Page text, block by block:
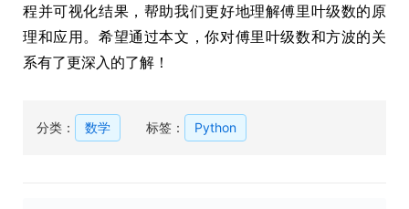
程并可视化结果，帮助我们更好地理解傅里叶级数的原
理和应用。希望通过本文，你对傅里叶级数和方波的关
系有了更深入的了解！
分类： 数学 标签： Python